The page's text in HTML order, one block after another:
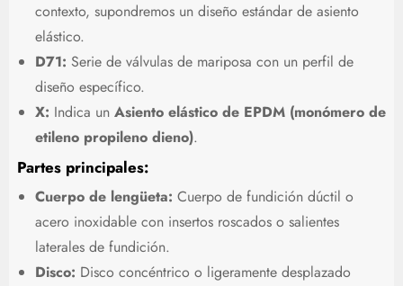
contexto, supondremos un diseño estándar de asiento
elástico.
D71: Serie de válvulas de mariposa con un perfil de
diseño específico.
X: Indica un Asiento elástico de EPDM (monómero de
etileno propileno dieno).
Partes principales:
Cuerpo de lengüeta: Cuerpo de fundición dúctil o
acero inoxidable con insertos roscados o salientes
laterales de fundición.
Disco: Disco concéntrico o ligeramente desplazado